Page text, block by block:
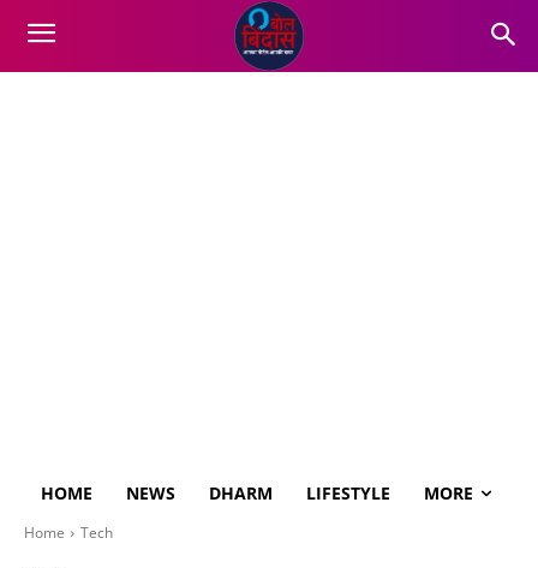
HOME NEWS DHARM LIFESTYLE MORE
Home Tech